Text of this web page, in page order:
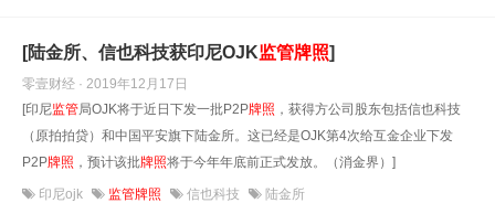
[陆金所、信也科技获印尼OJK监管牌照]
零壹财经 · 2019年12月17日
[印尼监管局OJK将于近日下发一批P2P牌照 ，获得方公司股东包括信也科技
（原拍拍贷）和中国平安旗下陆金所。这已经是OJK第4次给互金企业下发
P2P牌照 ，预计该批牌照将于今年年底前正式发放。（消金界）]
印尼ojk 监管牌照 信也科技 陆金所